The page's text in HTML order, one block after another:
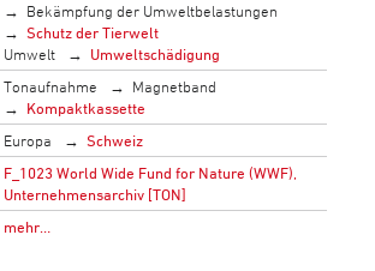
Bekämpfung der Umweltbelastungen
Schutz der Tierwelt
Umwelt
Umweltschädigung
Tonaufnahme
Magnetband
Kompaktkassette
Europa
Schweiz
F_1023 World Wide Fund for Nature (WWF),
Unternehmensarchiv [TON]
mehr…